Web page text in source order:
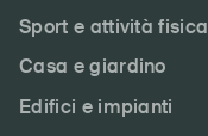
Sport e attività fisica
Casa e giardino
Edifici e impianti